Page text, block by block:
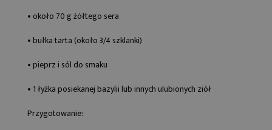
• około 70 g żółtego sera
• bułka tarta (około 3/4 szklanki)
• pieprz i sól do smaku
• 1 łyżka posiekanej bazylii lub innych ulubionych ziół
Przygotowanie: